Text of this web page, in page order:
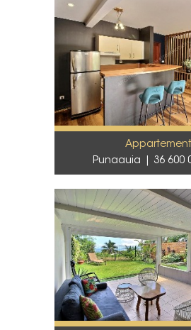
Appartement
Punaauia
36 600